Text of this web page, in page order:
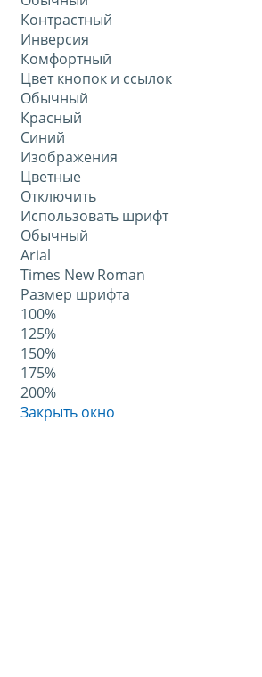
Контрастный
Инверсия
Комфортный
Цвет кнопок и ссылок
Обычный
Красный
Синий
Изображения
Цветные
Отключить
Использовать шрифт
Обычный
Arial
Times New Roman
Размер шрифта
100%
125%
150%
175%
200%
Закрыть окно